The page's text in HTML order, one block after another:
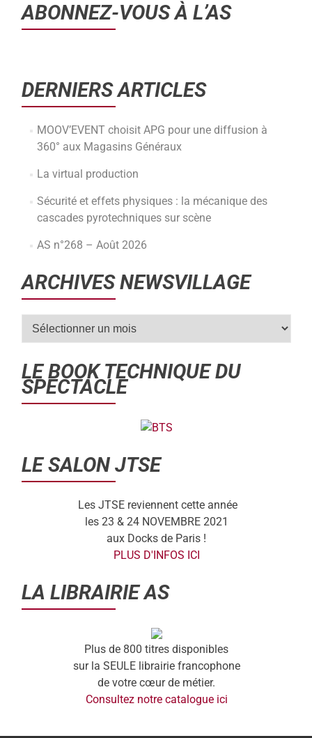
ABONNEZ-VOUS À L’AS
DERNIERS ARTICLES
MOOV’EVENT choisit APG pour une diffusion à
360° aux Magasins Généraux
La virtual production
Sécurité et effets physiques : la mécanique des
cascades pyrotechniques sur scène
AS n°268 – Août 2026
ARCHIVES NEWSVILLAGE
LE BOOK TECHNIQUE DU
SPECTACLE
LE SALON JTSE
Les JTSE reviennent cette année
les 23 & 24 NOVEMBRE 2021
aux Docks de Paris !
PLUS D'INFOS ICI
LA LIBRAIRIE AS
Plus de 800 titres disponibles
sur la SEULE librairie francophone
de votre cœur de métier.
Consultez notre catalogue ici